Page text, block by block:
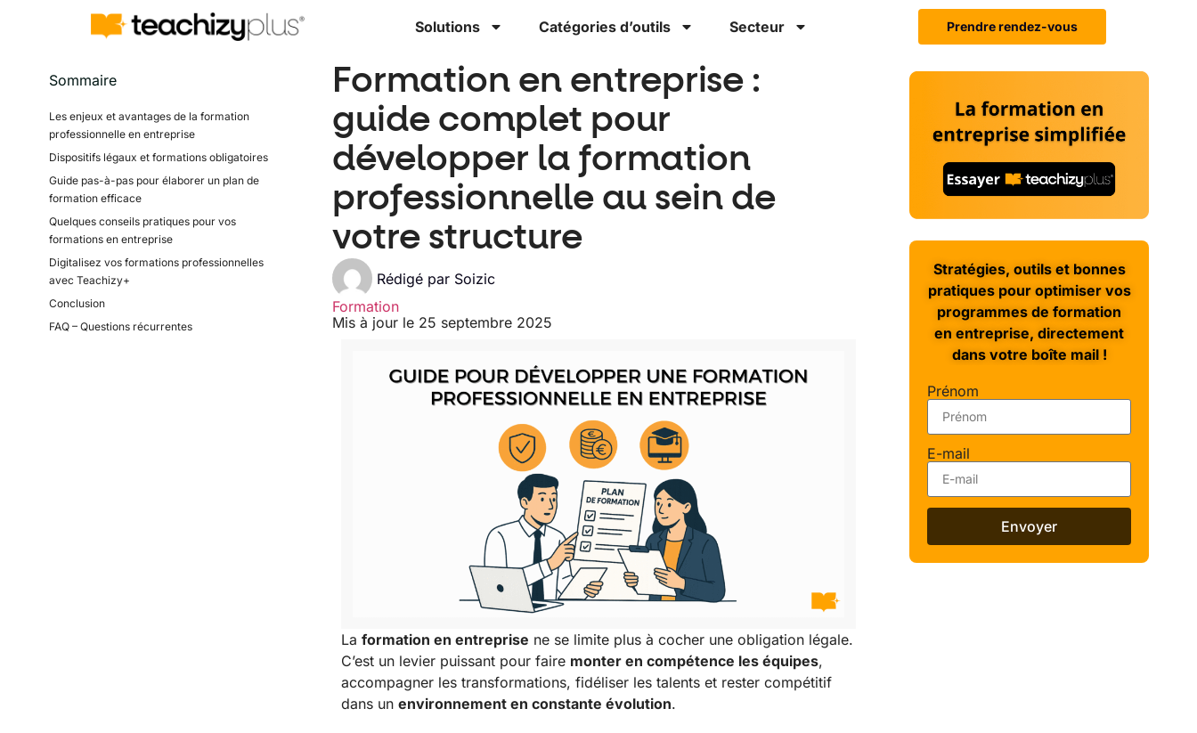
Solutions Catégories d’outils Secteur Prendre rendez-vous
Sommaire
Les enjeux et avantages de la formation
professionnelle en entreprise
Dispositifs légaux et formations obligatoires
Guide pas-à-pas pour élaborer un plan de
formation efficace
Quelques conseils pratiques pour vos
formations en entreprise
Digitalisez vos formations professionnelles
avec Teachizy+
Conclusion
FAQ – Questions récurrentes
Formation en entreprise :
guide complet pour
développer la formation
professionnelle au sein de
votre structure
Rédigé parSoizic
Formation
Mis à jour le 25 septembre 2025
La formation en entreprise ne se limite plus à cocher une obligation légale.
C’est un levier puissant pour faire monter en compétence les équipes,
accompagner les transformations, fidéliser les talents et rester compétitif
dans un environnement en constante évolution.
Stratégies, outils et bonnes
pratiques pour optimiser vos
programmes de formation
en entreprise, directement
dans votre boîte mail !
Prénom
E-mail
Envoyer